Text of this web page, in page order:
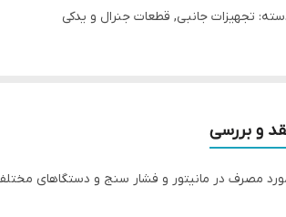
تجهیزات جانبی, قطعات جنرال و یدکی
و بررسی
مصرف در مانیتور و فشار سنج و دستگاهای